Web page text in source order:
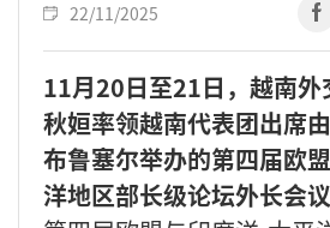
22/11/2025
11月20日至21日，越南外
秋姮率领越南代表团出席
布鲁塞尔举办的第四届欧
洋地区部长级论坛外长会